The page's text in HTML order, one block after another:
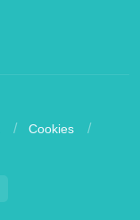
Cookies